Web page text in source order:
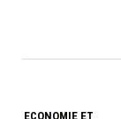
ECONOMIE ET